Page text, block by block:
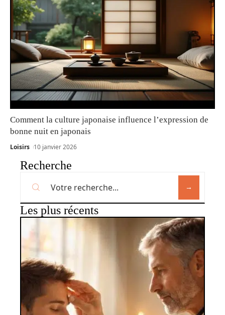
Comment la culture japonaise influence l’expression de
bonne nuit en japonais
Loisirs 10 janvier 2026
Recherche
Les plus récents